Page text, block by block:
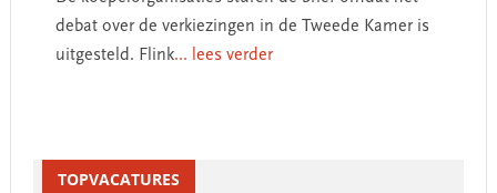
debat over de verkiezingen in de Tweede Kamer is
uitgesteld. Flink... lees verder
SidebarTOPVACATURES